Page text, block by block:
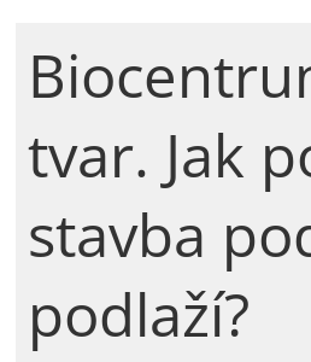
tvar. Jak
stavba
podlaží?